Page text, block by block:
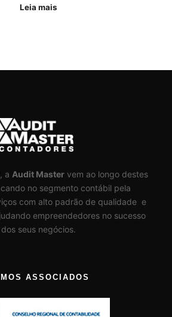
Leia mais
a Audit Mastervem ao longo destes
no segmento contábil pela
com alto padrão de qualidade e
empreendedores no sucesso
dos seus negócios.
ASSOCIADOS